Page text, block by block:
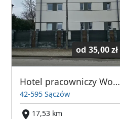
od 35,00 zł
Hotel pracowniczy Workers Nest | Sączów (Pyrzowice)
42-595 Sączów
17,53 km